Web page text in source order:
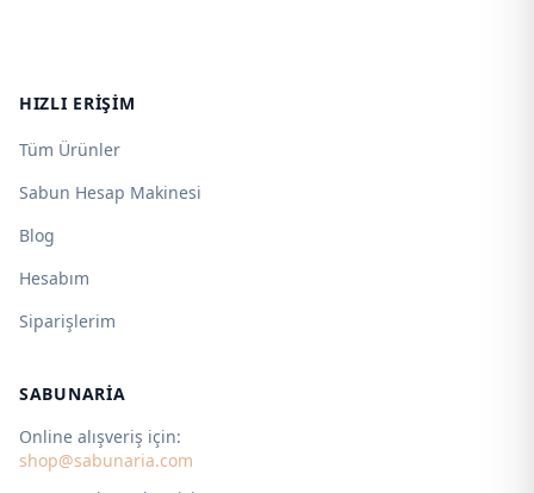
HIZLI ERIŞIM
Tüm Ürünler
Sabun Hesap Makinesi
Blog
Hesabım
Siparişlerim
SABUNARIA
Online alışveriş için:
shop@sabunaria.com